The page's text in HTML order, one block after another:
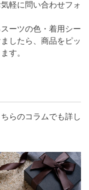
軽に問い合わせフォ
ーツの色・着用シー
したら、商品をピッ
す。
らのコラムでも詳し